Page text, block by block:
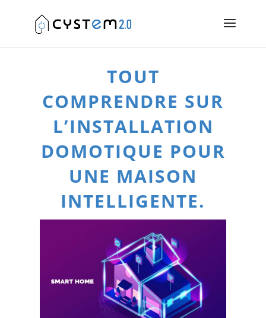
TOUT
COMPRENDRE SUR
L’INSTALLATION
DOMOTIQUE POUR
UNE MAISON
INTELLIGENTE.